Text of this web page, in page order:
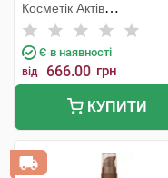
Косметік Актів
Інтернаціональ
Є в наявності
від 666.00 грн
КУПИТИ